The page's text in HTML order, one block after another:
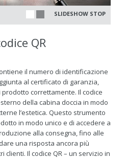
SLIDESHOW STOP
QR
il numero di identificazione
al certificato di garanzia,
correttamente. Il codice
della cabina doccia in modo
l’estetica. Questo strumento
in modo unico e di accedere a
alla consegna, fino alle
una risposta ancora più
clienti. Il codice QR – un servizio in